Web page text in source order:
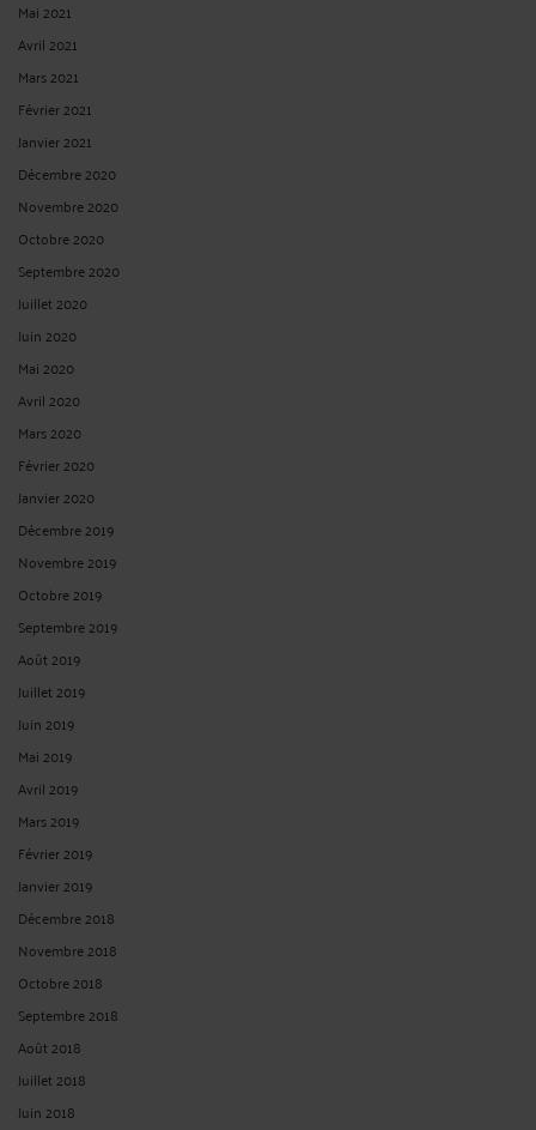
Mai 2021
Avril 2021
Mars 2021
Février 2021
Janvier 2021
Décembre 2020
Novembre 2020
Octobre 2020
Septembre 2020
Juillet 2020
Juin 2020
Mai 2020
Avril 2020
Mars 2020
Février 2020
Janvier 2020
Décembre 2019
Novembre 2019
Octobre 2019
Septembre 2019
Août 2019
Juillet 2019
Juin 2019
Mai 2019
Avril 2019
Mars 2019
Février 2019
Janvier 2019
Décembre 2018
Novembre 2018
Octobre 2018
Septembre 2018
Août 2018
Juillet 2018
Juin 2018